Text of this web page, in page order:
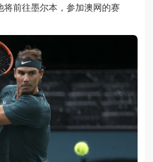
将前往墨尔本，参加澳网的赛